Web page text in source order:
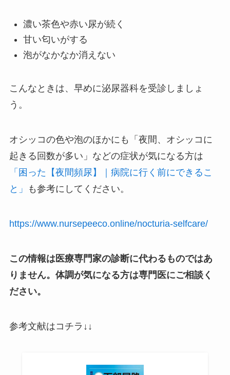
濃い茶色や赤い尿が続く
甘い匂いがする
泡がなかなか消えない
こんなときは、早めに泌尿器科を受診しましょ
う。
オシッコの色や泡のほかにも「夜間、オシッコに
起きる回数が多い」などの症状が気になる方は
「困った【夜間頻尿】｜病院に行く前にできるこ
と」
も参考にしてください。
https://www.nursepeeco.online/nocturia-selfcare/
この情報は医療専門家の診断に代わるものではあ
りません。体調が気になる方は専門医にご相談く
ださい。
参考文献はコチラ↓↓